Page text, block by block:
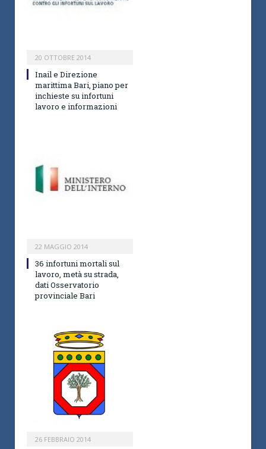
20 OTTOBRE 2014
Inail e Direzione
marittima Bari, piano per
inchieste su infortuni
lavoro e informazioni
22 MAGGIO 2014
36 infortuni mortali sul
lavoro, metà su strada,
dati Osservatorio
provinciale Bari
26 FEBBRAIO 2014